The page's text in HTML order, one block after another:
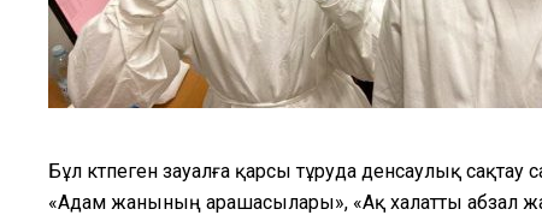
Бұл күтпеген зауалға қарсы тұруда денсаулық
«Адам жанының арашасылары», «Ақ халатты абзал